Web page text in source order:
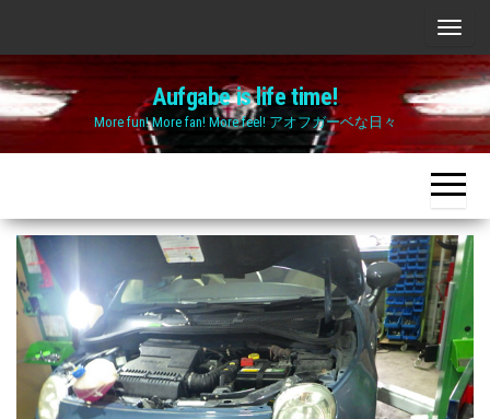
the
content
ナ
ビ
ゲ
ー
シ
ョ
ン
切
り
替
え
Aufgabe is life time!
More fun! More fan! More feel! アオフガーベな日々